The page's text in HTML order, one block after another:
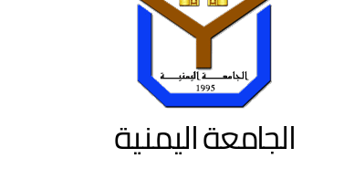
الجامعة اليمنية